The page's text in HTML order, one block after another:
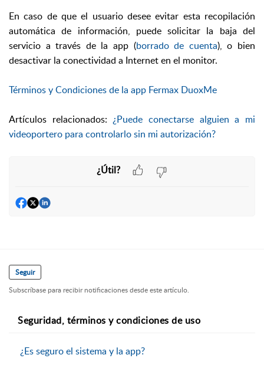
En caso de que el usuario desee evitar esta recopilación
automática de información, puede solicitar la baja del
servicio a través de la app (borrado de cuenta), o bien
desactivar la conectividad a Internet en el monitor.
Términos y Condiciones de la app Fermax DuoxMe
Artículos relacionados:¿Puede conectarse alguien a mi
videoportero para controlarlo sin mi autorización?
¿Útil?
Seguir
Subscríbase para recibir notificaciones desde este artículo.
Seguridad, términos y condiciones de uso
¿Es seguro el sistema y la app?